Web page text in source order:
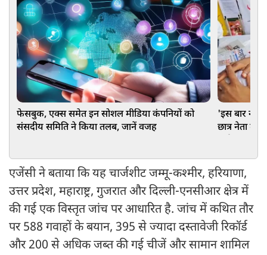
फेसबुक, एक्स समेत इन सोशल मीडिया कंपनियों को
संसदीय समिति ने किया तलब, जानें वजह
'इस बार
छात्र नेता
एजेंसी ने बताया कि यह चार्जशीट जम्मू-कश्मीर, हरियाणा,
उत्तर प्रदेश, महाराष्ट्र, गुजरात और दिल्ली-एनसीआर क्षेत्र में
की गई एक विस्तृत जांच पर आधारित है. जांच में कथित तौर
पर 588 गवाहों के बयान, 395 से ज्यादा दस्तावेजी रिकॉर्ड
और 200 से अधिक जब्त की गई चीजें और सामान शामिल